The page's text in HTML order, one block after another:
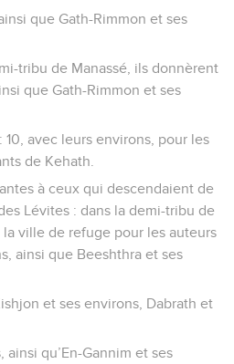
que Gath-Rimmon et ses
tribu de Manassé, ils donnèrent
que Gath-Rimmon et ses
avec leurs environs, pour les
de Kehath.
à ceux qui descendaient de
Lévites : dans la demi-tribu de
la ville de refuge pour les auteurs
ainsi que Beeshthra et ses
et ses environs, Dabrath et
qu’En-Gannim et ses